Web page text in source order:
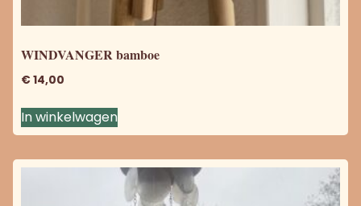
WINDVANGER bamboe
€14,00
In winkelwagen